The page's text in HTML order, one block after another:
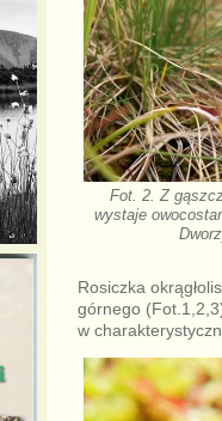
Fot. 2. Z
wystaje
Rosiczka
górnego
w